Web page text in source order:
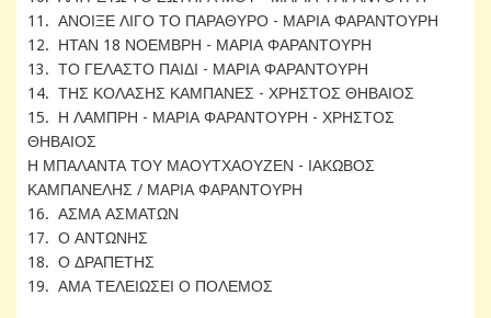
11. ΑΝΟΙΞΕ ΛΙΓΟ ΤΟ ΠΑΡΑΘΥΡΟ - ΜΑΡΙΑ ΦΑΡΑΝΤΟΥΡΗ
12. ΗΤΑΝ 18 ΝΟΕΜΒΡΗ - ΜΑΡΙΑ ΦΑΡΑΝΤΟΥΡΗ
13. ΤΟ ΓΕΛΑΣΤΟ ΠΑΙΔΙ - ΜΑΡΙΑ ΦΑΡΑΝΤΟΥΡΗ
14. ΤΗΣ ΚΟΛΑΣΗΣ ΚΑΜΠΑΝΕΣ - ΧΡΗΣΤΟΣ ΘΗΒΑΙΟΣ
15. Η ΛΑΜΠΡΗ - ΜΑΡΙΑ ΦΑΡΑΝΤΟΥΡΗ - ΧΡΗΣΤΟΣ
ΘΗΒΑΙΟΣ
Η ΜΠΑΛΑΝΤΑ ΤΟΥ ΜΑΟΥΤΧΑΟΥΖΕΝ - ΙΑΚΩΒΟΣ
ΚΑΜΠΑΝΕΛΗΣ / ΜΑΡΙΑ ΦΑΡΑΝΤΟΥΡΗ
16. ΑΣΜΑ ΑΣΜΑΤΩΝ
17. Ο ΑΝΤΩΝΗΣ
18. Ο ΔΡΑΠΕΤΗΣ
19. ΑΜΑ ΤΕΛΕΙΩΣΕΙ Ο ΠΟΛΕΜΟΣ